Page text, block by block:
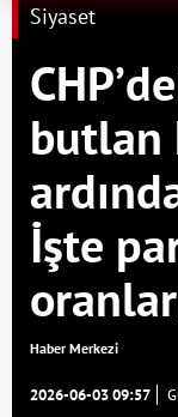
Siyaset
butlan
İşte
Haber Merkezi
2026-06-03 09:57